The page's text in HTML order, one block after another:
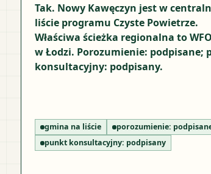
Tak. Nowy Kawęczyn jest w
liście programu Czyste Powietrze.
Właściwa ścieżka regionalna to
w Łodzi. Porozumienie: podpisane;
konsultacyjny: podpisany.
gmina na liście porozumienie:
punkt konsultacyjny: podpisany